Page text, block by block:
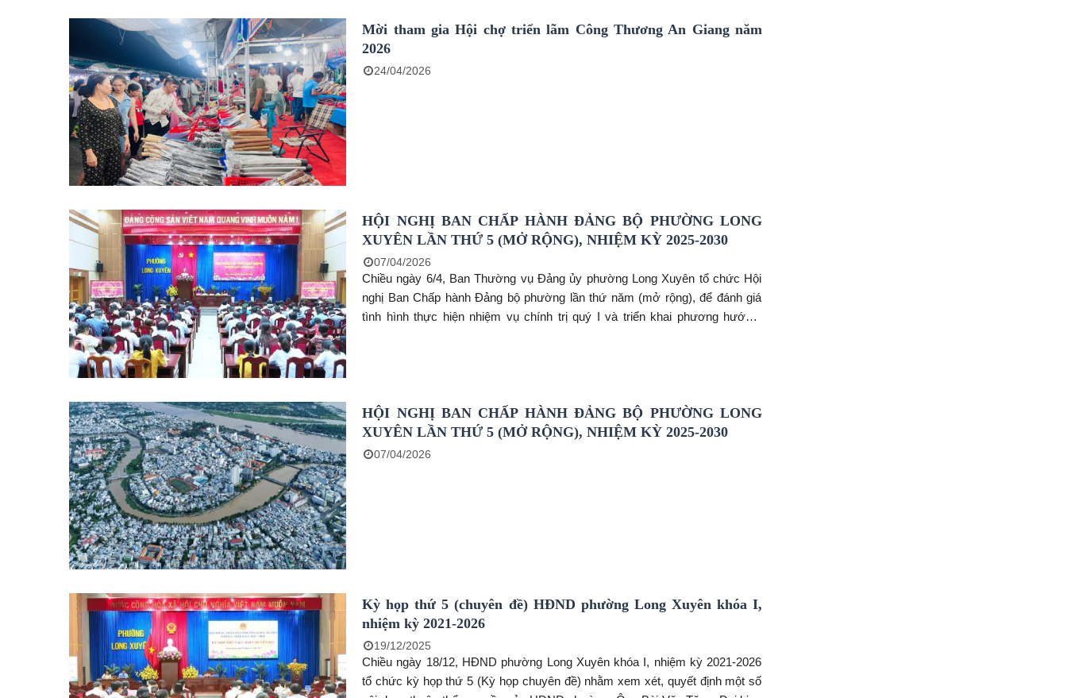
Mời tham gia Hội chợ triển lãm Công Thương An Giang năm
2026
24/04/2026
HỘI NGHỊ BAN CHẤP HÀNH ĐẢNG BỘ PHƯỜNG LONG
XUYÊN LẦN THỨ 5 (MỞ RỘNG), NHIỆM KỲ 2025-2030
07/04/2026
Chiều ngày 6/4, Ban Thường vụ Đảng ủy phường Long Xuyên tổ chức Hội
nghị Ban Chấp hành Đảng bộ phường lần thứ năm (mở rộng), để đánh giá
tình hình thực hiện nhiệm vụ chính trị quý I và triển khai phương hướng,
HỘI NGHỊ BAN CHẤP HÀNH ĐẢNG BỘ PHƯỜNG LONG
XUYÊN LẦN THỨ 5 (MỞ RỘNG), NHIỆM KỲ 2025-2030
07/04/2026
Kỳ họp thứ 5 (chuyên đề) HĐND phường Long Xuyên khóa I,
nhiệm kỳ 2021-2026
19/12/2025
Chiều ngày 18/12, HĐND phường Long Xuyên khóa I, nhiệm kỳ 2021-2026
tổ chức kỳ họp thứ 5 (Kỳ họp chuyên đề) nhằm xem xét, quyết định một số